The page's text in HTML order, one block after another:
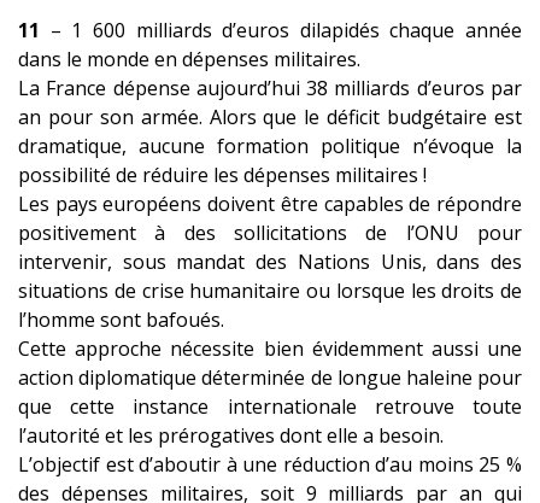
11 – 1 600 milliards d’euros dilapidés chaque année
dans le monde en dépenses militaires.
La France dépense aujourd’hui 38 milliards d’euros par
an pour son armée. Alors que le déficit budgétaire est
dramatique, aucune formation politique n’évoque la
possibilité de réduire les dépenses militaires !
Les pays européens doivent être capables de répondre
positivement à des sollicitations de l’ONU pour
intervenir, sous mandat des Nations Unis, dans des
situations de crise humanitaire ou lorsque les droits de
l’homme sont bafoués.
Cette approche nécessite bien évidemment aussi une
action diplomatique déterminée de longue haleine pour
que cette instance internationale retrouve toute
l’autorité et les prérogatives dont elle a besoin.
L’objectif est d’aboutir à une réduction d’au moins 25 %
des dépenses militaires, soit 9 milliards par an qui